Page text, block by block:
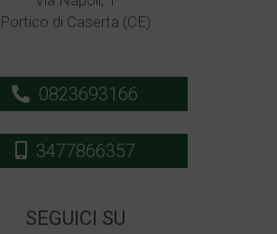
Portico di Caserta (CE)
0823693166
3477866357
SEGUICI SU